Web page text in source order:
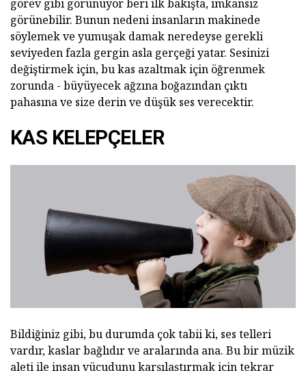
görev gibi görünüyor beri ilk bakışta, imkansız
görünebilir. Bunun nedeni insanların makinede
söylemek ve yumuşak damak neredeyse gerekli
seviyeden fazla gergin asla gerçeği yatar. Sesinizi
değiştirmek için, bu kas azaltmak için öğrenmek
zorunda - büyüyecek ağzına boğazından çıktı
pahasına ve size derin ve düşük ses verecektir.
KAS KELEPÇELER
Bildiğiniz gibi, bu durumda çok tabii ki, ses telleri
vardır, kaslar bağlıdır ve aralarında ana. Bu bir müzik
aleti ile insan vücudunu karşılaştırmak için tekrar